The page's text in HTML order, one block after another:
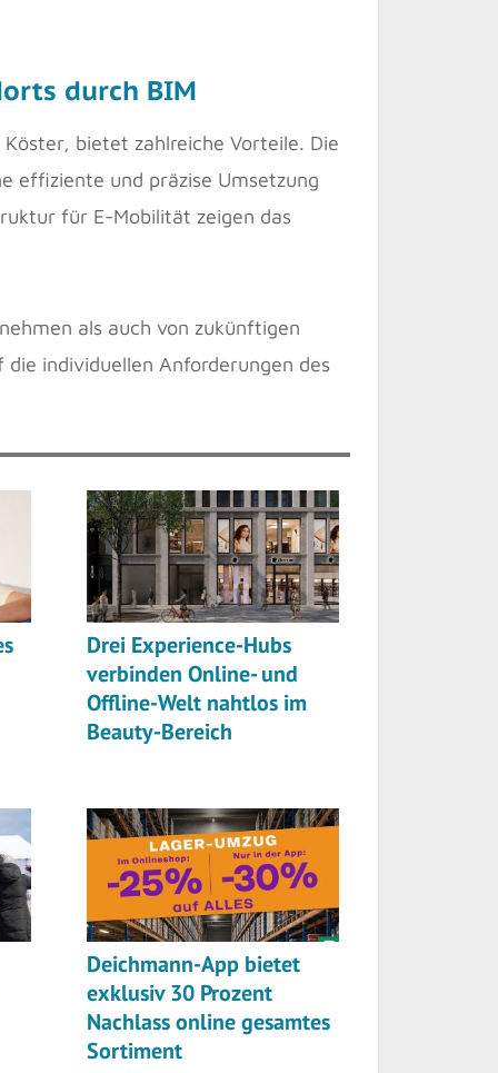
durch BIM
bietet zahlreiche Vorteile. Die
effiziente und präzise Umsetzung
für E-Mobilität zeigen das
als auch von zukünftigen
individuellen Anforderungen des
Drei Experience-Hubs
verbinden Online- und
Offline-Welt nahtlos im
Beauty-Bereich
Deichmann-App bietet
exklusiv 30 Prozent
Nachlass online gesamtes
Sortiment